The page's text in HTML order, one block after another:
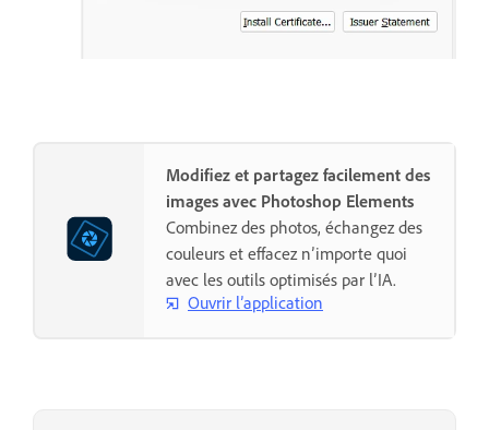
Modifiez et partagez facilement des
images avec Photoshop Elements
Combinez des photos, échangez des
couleurs et effacez n’importe quoi
avec les outils optimisés par l’IA.
Ouvrir l’application